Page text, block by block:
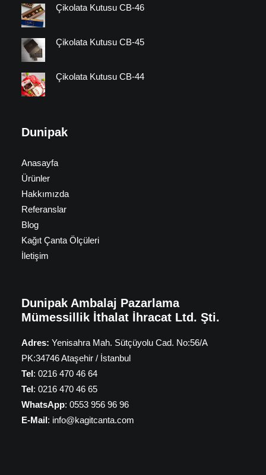
Çikolata Kutusu CB-46
Çikolata Kutusu CB-45
Çikolata Kutusu CB-44
Dunipak
Anasayfa
Ürünler
Hakkımızda
Referanslar
Blog
Kağıt Çanta Ölçüleri
İletişim
Dunipak Ambalaj Pazarlama
Mümessillik İthalat İhracat Ltd. Şti.
Adres: Yenisahra Mah. Sütçüyolu Cad. No:56/A
PK:34746 Ataşehir / İstanbul
Tel: 0216 470 46 64
Tel: 0216 470 46 65
WhatsApp: 0553 956 96 96
E-Mail: info@kagitcanta.com